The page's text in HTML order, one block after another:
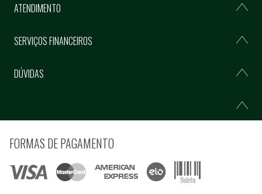
ATENDIMENTO
SERVIÇOS FINANCEIROS
DÚVIDAS
FORMAS DE PAGAMENTO